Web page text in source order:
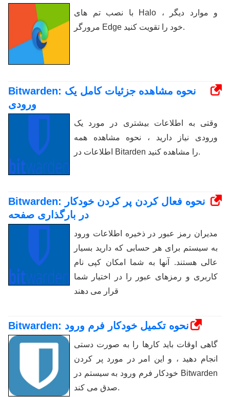
با نصب تم های Halo و موارد دیگر ،
مرورگر Edge خود را تقویت کنید.
Bitwarden: نحوه مشاهده جزئیات کامل یک
ورودی
وقتی به اطلاعات بیشتری در مورد یک
ورودی نیاز دارید ، نحوه مشاهده همه
اطلاعات در Bitarden را مشاهده کنید.
Bitwarden: نحوه فعال کردن پر کردن خودکار
در بارگذاری صفحه
مدیران رمز عبور در ذخیره اطلاعات ورود
به سیستم برای هر حسابی که دارید بسیار
عالی هستند. آنها به شما امکان کپی نام
کاربری و رمزهای عبور را در اختیار شما
قرار می دهند
Bitwarden: نحوه تکمیل خودکار فرم ورود
گاهی اوقات باید کارها را به صورت دستی
انجام دهید ، و این امر در مورد پر کردن
خودکار فرم ورود به سیستم در Bitwarden
صدق می کند.